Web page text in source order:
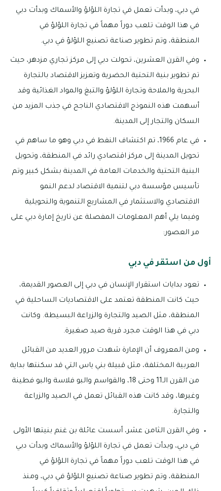
في دبي، وبدأت تعمل في تجارة اللؤلؤ والأسماك وبدأت دبي
في هذا الوقت تلعب دوراً مهماً في تجارة اللؤلؤ في
المنطقة، وتم تطوير صناعة تصنيع اللؤلؤ في دبي.
وفي القرن العشرين، تحولت دبي إلى مركز تجاري مزدهر، حيث
تم تطوير بنية التحتية الحضرية وتعزيز الاقتصاد بالتجارة
البحرية والملاحة وتجارة اللؤلؤ والتبغ والمواد الغذائية وقد
أسهمت هذه النموذج الاقتصادي الناجح في جذب المزيد من
السكان والتجار إلى المدينة.
في عام 1966، تم اكتشاف النفط في دبي وهو ما ساهم في
تحويل المدينة إلى مركز اقتصادي رائد في المنطقة، وتحويل
البنية التحتية والخدمات العامة في المدينة بشكل كبير وتم
تأسيس مؤسسة دبي لتنمية الاقتصاد لدعم النمو
الاقتصادي والاستثمار في المشاريع التنموية والتحويلية
وفيما يلي أهم المعلومات المفصلة عن تاريخ إمارة دبي على
مر العصور:
أول من استقر في دبي
تعود بدايات استقرار الإنسان في دبي إلى العصور القديمة،
حيث كانت المنطقة تعتمد على الاقتصاديات الساحلية في
المنطقة، مثل الصيد والتجارة والزراعة البسيطة. وكانت
دبي في هذا الوقت مجرد قرية صيد صغيرة.
ومن المعروف أن الإمارة شهدت مرور العديد من القبائل
العربية المختلفة، مثل قبيلة بني ياس التي قد سكنتها بداية
من القرن الـ11 وحتى 18، والقواسم والبو فلاسة والبو فطينة
وغيرها، وقد كانت هذه القبائل تعمل في الصيد والزراعة
والتجارة.
وفي القرن الثامن عشر، أسست عائلة بن غنم بنيتها الأولى
في دبي، وبدأت تعمل في تجارة اللؤلؤ والأسماك وبدأت دبي
في هذا الوقت تلعب دوراً مهماً في تجارة اللؤلؤ في
المنطقة، وتم تطوير صناعة تصنيع اللؤلؤ في دبي، ومنذ